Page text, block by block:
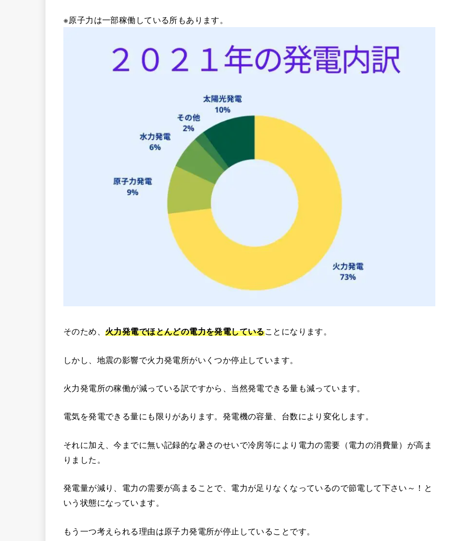
※原子力は一部稼働している所もあります。
そのため、火力発電でほとんどの電力を発電していることになります。
しかし、地震の影響で火力発電所がいくつか停止しています。
火力発電所の稼働が減っている訳ですから、当然発電できる量も減っています。
電気を発電できる量にも限りがあります。発電機の容量、台数により変化します。
それに加え、今までに無い記録的な暑さのせいで冷房等により電力の需要（電力の消費量）が高ま
りました。
発電量が減り、電力の需要が高まることで、電力が足りなくなっているので節電して下さい～！と
いう状態になっています。
もう一つ考えられる理由は原子力発電所が停止していることです。